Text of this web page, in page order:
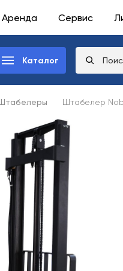
Аренда Сервис
Каталог
Штабелер